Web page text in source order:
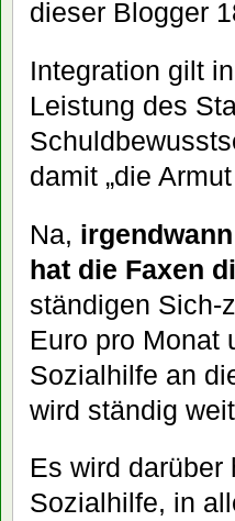
dieser Blogger
Integration gilt
Leistung des
damit „die
Na,
hat die Faxen
ständigen Sich-
Euro pro Monat
Sozialhilfe an
wird ständig
Es wird
Sozialhilfe, in